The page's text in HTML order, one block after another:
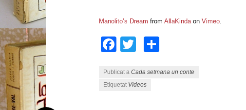
Manolito’s Dream fromAllaKindaonVimeo.
Facebook
Twitter
Publicat aCada setmana un conte
Etiquetat Vídeos